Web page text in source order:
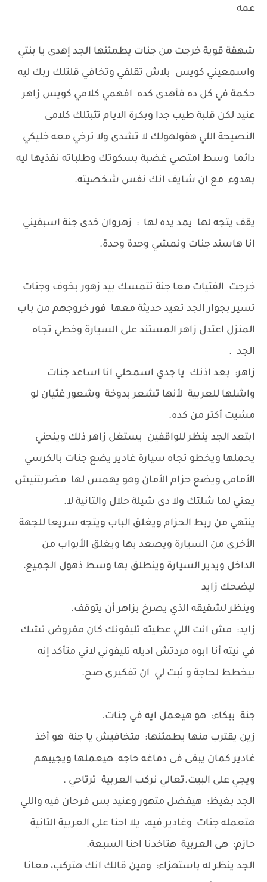
عمه
شهقة قوية خرجت من جنات يطمئنها الجد إهدى يا بنتي
واسمعيني كويس بلاش تقلقي وتخافي قلتلك ربك ليه
حكمة في كل ده فأهدى كده افهمي كلامي كويس زاهر
عنيد لكن قلبة طيب جدا وبكرة الايام تثبتلك كلامى
النصيحة اللي هقولهولك لا تشدى ولا ترخي معه خليكي
دائما وسط امتصي غضبة بسكوتك وطلباته نفذيها ليه
بهدوء مع ان شايف انك نفس شخصيته.
يقف يتجه لها يمد يده لها : زهروان خدى جنة اسبقيني
انا هاسند جنات ونمشي وحدة وحدة.
خرجت الفتيات معا جنة تتمسك بيد زهور بخوف وجنات
تسير بجوار الجد تعيد حديثة معها فور خروجهم من باب
المنزل اعتدل زاهر المستند على السيارة وخطي تجاه
الجد .
زاهر: بعد اذنك يا جدي اسمحلي انا اساعد جنات
واشلها للعربية لأنها تشعر بدوخة وشعور غثيان لو
مشيت أكتر من كده.
ابتعد الجد ينظر للواقفين يستغل زاهر ذلك وينحني
يحملها ويخطو تجاه سيارة غادير يضع جنات بالكرسي
الأمامى ويضع حزام الأمان وهو يهمس لها مضربتنيش
يعني لما شلتك ولا دى شيلة حلال والتانية لا.
ينتهي من ربط الحزام ويغلق الباب ويتجه سريعا للجهة
الأخرى من السيارة ويصعد بها ويغلق الأبواب من
الداخل ويدير السيارة وينطلق بها وسط ذهول الجميع،
ليضحك زايد
وينظر لشقيقه الذي يصرخ بزاهر أن يتوقف.
زايد: مش انت اللي عطيته تليفونك كان مفروض تشك
في نيته أنا ابوه مردتش اديله تليفوني لاني متأكد إنه
بيخطط لحاجة و ثبت لي ان تفكيرى صح.
جنة ببكاء: هو هيعمل ايه في جنات.
زين يقترب منها يطمئنها: متخافيش يا جنة هو أخذ
غادير كمان يبقى فى دماغه حاجه هيعملها ويجيبهم
ويجي على البيت.تعالي نركب العربية ترتاحي .
الجد بغيظ: هيفضل متهور وعنيد بس فرحان فيه واللي
هتعمله جنات وغادير فيه، يلا احنا على العربية التانية
حازم: هى العربية هتاخدنا احنا السبعة.
الجد ينظر له باستهزاء: ومين قالك انك هتركب، معانا